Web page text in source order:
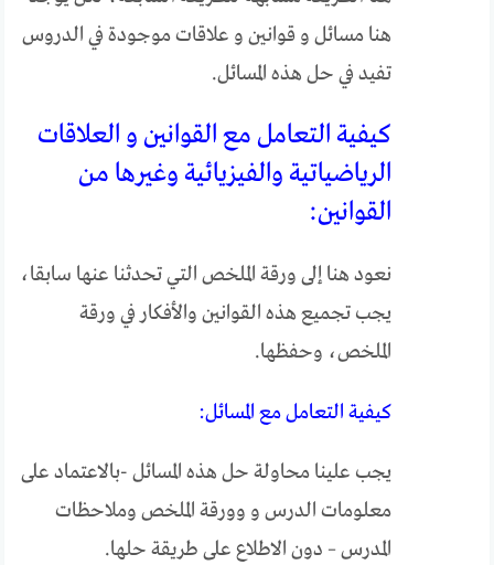
هنا مسائل و قوانين و علاقات موجودة في الدروس
تفيد في حل هذه المسائل.
كيفية التعامل مع القوانين و العلاقات
الرياضياتية والفيزيائية وغيرها من
القوانين:
نعود هنا إلى ورقة الملخص التي تحدثنا عنها سابقا،
يجب تجميع هذه القوانين والأفكار في ورقة
الملخص، وحفظها.
كيفية التعامل مع المسائل:
يجب علينا محاولة حل هذه المسائل -بالاعتماد على
معلومات الدرس و وورقة الملخص وملاحظات
المدرس – دون الاطلاع على طريقة حلها.